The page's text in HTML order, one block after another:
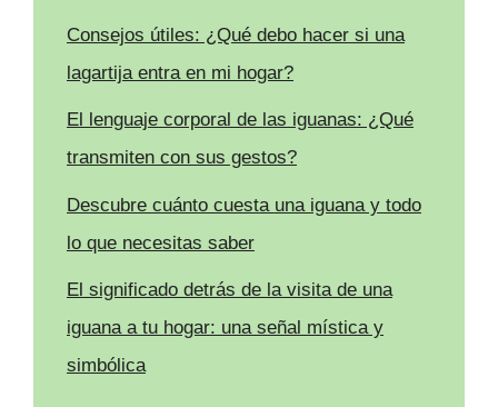
Consejos útiles: ¿Qué debo hacer si una
lagartija entra en mi hogar?
El lenguaje corporal de las iguanas: ¿Qué
transmiten con sus gestos?
Descubre cuánto cuesta una iguana y todo
lo que necesitas saber
El significado detrás de la visita de una
iguana a tu hogar: una señal mística y
simbólica